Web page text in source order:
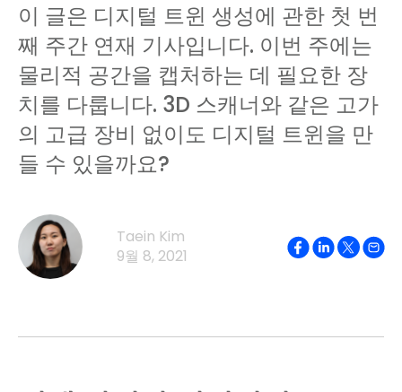
이 글은 디지털 트윈 생성에 관한 첫 번
째 주간 연재 기사입니다. 이번 주에는
물리적 공간을 캡처하는 데 필요한 장
치를 다룹니다. 3D 스캐너와 같은 고가
의 고급 장비 없이도 디지털 트윈을 만
들 수 있을까요?
Taein Kim
9월 8, 2021